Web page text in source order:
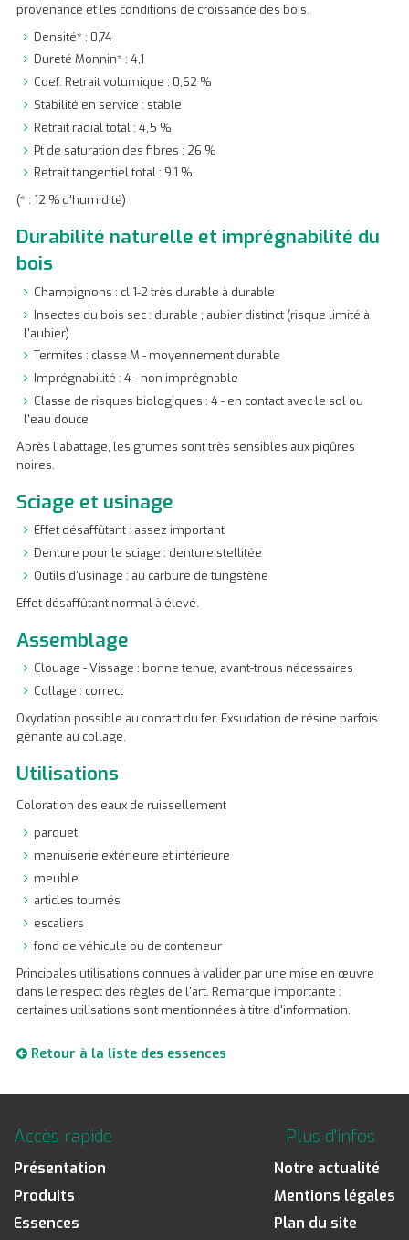
provenance et les conditions de croissance des bois.
Densité* : 0,74
Dureté Monnin* : 4,1
Coef. Retrait volumique : 0,62 %
Stabilité en service : stable
Retrait radial total : 4,5 %
Pt de saturation des fibres : 26 %
Retrait tangentiel total : 9,1 %
(* : 12 % d'humidité)
Durabilité naturelle et imprégnabilité du
bois
Champignons : cl 1-2 très durable à durable
Insectes du bois sec : durable ; aubier distinct (risque limité à
l'aubier)
Termites : classe M - moyennement durable
Imprégnabilité : 4 - non imprégnable
Classe de risques biologiques : 4 - en contact avec le sol ou
l'eau douce
Après l'abattage, les grumes sont très sensibles aux piqûres
noires.
Sciage et usinage
Effet désaffûtant : assez important
Denture pour le sciage : denture stellitée
Outils d'usinage : au carbure de tungstène
Effet désaffûtant normal à élevé.
Assemblage
Clouage - Vissage : bonne tenue, avant-trous nécessaires
Collage : correct
Oxydation possible au contact du fer. Exsudation de résine parfois
gênante au collage.
Utilisations
Coloration des eaux de ruissellement
parquet
menuiserie extérieure et intérieure
meuble
articles tournés
escaliers
fond de véhicule ou de conteneur
Principales utilisations connues à valider par une mise en œuvre
dans le respect des règles de l'art. Remarque importante :
certaines utilisations sont mentionnées à titre d'information.
Retour à la liste des essences
Accès rapide
Présentation
Produits
Essences
Plus d'infos
Notre actualité
Mentions légales
Plan du site